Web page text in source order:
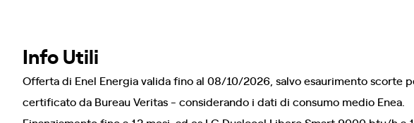
Info Utili
Offerta di Enel Energia valida fino al 08/10/2026, salvo esaurimento
certificato da Bureau Veritas - considerando i dati di consumo medio Enea.